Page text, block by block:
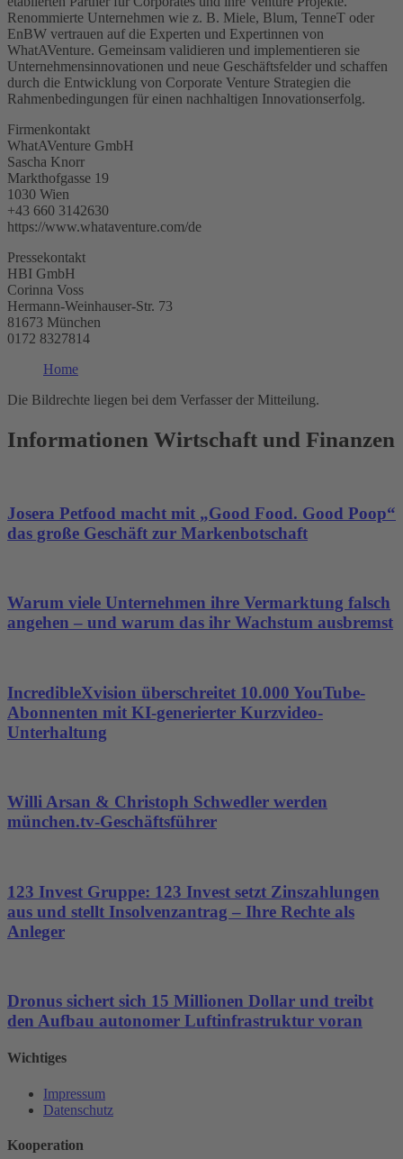
Renommierte Unternehmen wie z. B. Miele, Blum, TenneT oder
EnBW vertrauen auf die Experten und Expertinnen von
WhatAVenture. Gemeinsam validieren und implementieren sie
Unternehmensinnovationen und neue Geschäftsfelder und schaffen
durch die Entwicklung von Corporate Venture Strategien die
Rahmenbedingungen für einen nachhaltigen Innovationserfolg.
Firmenkontakt
WhatAVenture GmbH
Sascha Knorr
Markthofgasse 19
1030 Wien
+43 660 3142630
https://www.whataventure.com/de
Pressekontakt
HBI GmbH
Corinna Voss
Hermann-Weinhauser-Str. 73
81673 München
0172 8327814
Home
Die Bildrechte liegen bei dem Verfasser der Mitteilung.
Informationen Wirtschaft und Finanzen
Josera Petfood macht mit „Good Food. Good Poop“
das große Geschäft zur Markenbotschaft
Warum viele Unternehmen ihre Vermarktung falsch
angehen – und warum das ihr Wachstum ausbremst
IncredibleXvision überschreitet 10.000 YouTube-
Abonnenten mit KI-generierter Kurzvideo-
Unterhaltung
Willi Arsan & Christoph Schwedler werden
münchen.tv-Geschäftsführer
123 Invest Gruppe: 123 Invest setzt Zinszahlungen
aus und stellt Insolvenzantrag – Ihre Rechte als
Anleger
Dronus sichert sich 15 Millionen Dollar und treibt
den Aufbau autonomer Luftinfrastruktur voran
Wichtiges
Impressum
Datenschutz
Kooperation